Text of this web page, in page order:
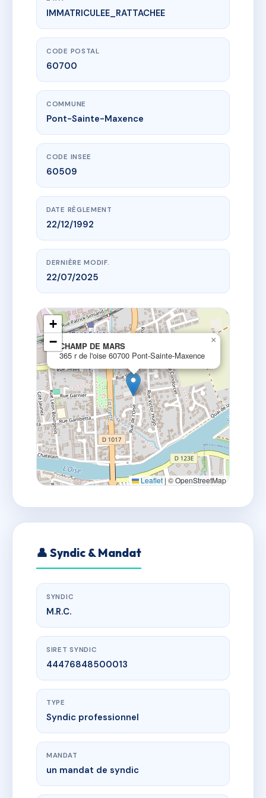
www.vme.plus/AD7735806
CHAMP DE MARS
365 r de l'oise60700 Pont-Sainte-Maxence
IMMATRICULEE_RATTACHEE
CODE POSTAL
60700
COMMUNE
Pont-Sainte-Maxence
CODE INSEE
60509
DATE RÈGLEMENT
22/12/1992
DERNIÈRE MODIF.
22/07/2025
CHAMP DE MARS
365 r de l'oise 60700 Pont-Sainte-Maxence
×
+
−
Leaflet | © OpenStreetMap
👤 Syndic & Mandat
SYNDIC
M.R.C.
SIRET SYNDIC
44476848500013
TYPE
Syndic professionnel
MANDAT
un mandat de syndic